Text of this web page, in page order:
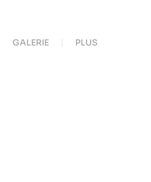
GALERIE PLUS